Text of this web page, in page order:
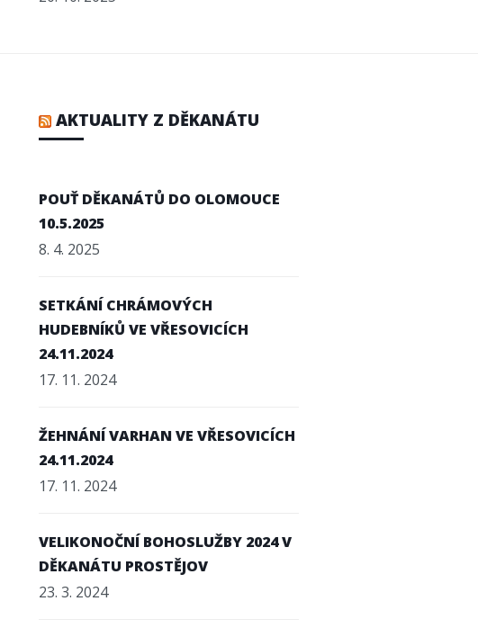
AKTUALITY Z DĚKANÁTU
POUŤ DĚKANÁTŮ DO OLOMOUCE
10.5.2025
8. 4. 2025
SETKÁNÍ CHRÁMOVÝCH
HUDEBNÍKŮ VE VŘESOVICÍCH
24.11.2024
17. 11. 2024
ŽEHNÁNÍ VARHAN VE VŘESOVICÍCH
24.11.2024
17. 11. 2024
VELIKONOČNÍ BOHOSLUŽBY 2024 V
DĚKANÁTU PROSTĚJOV
23. 3. 2024